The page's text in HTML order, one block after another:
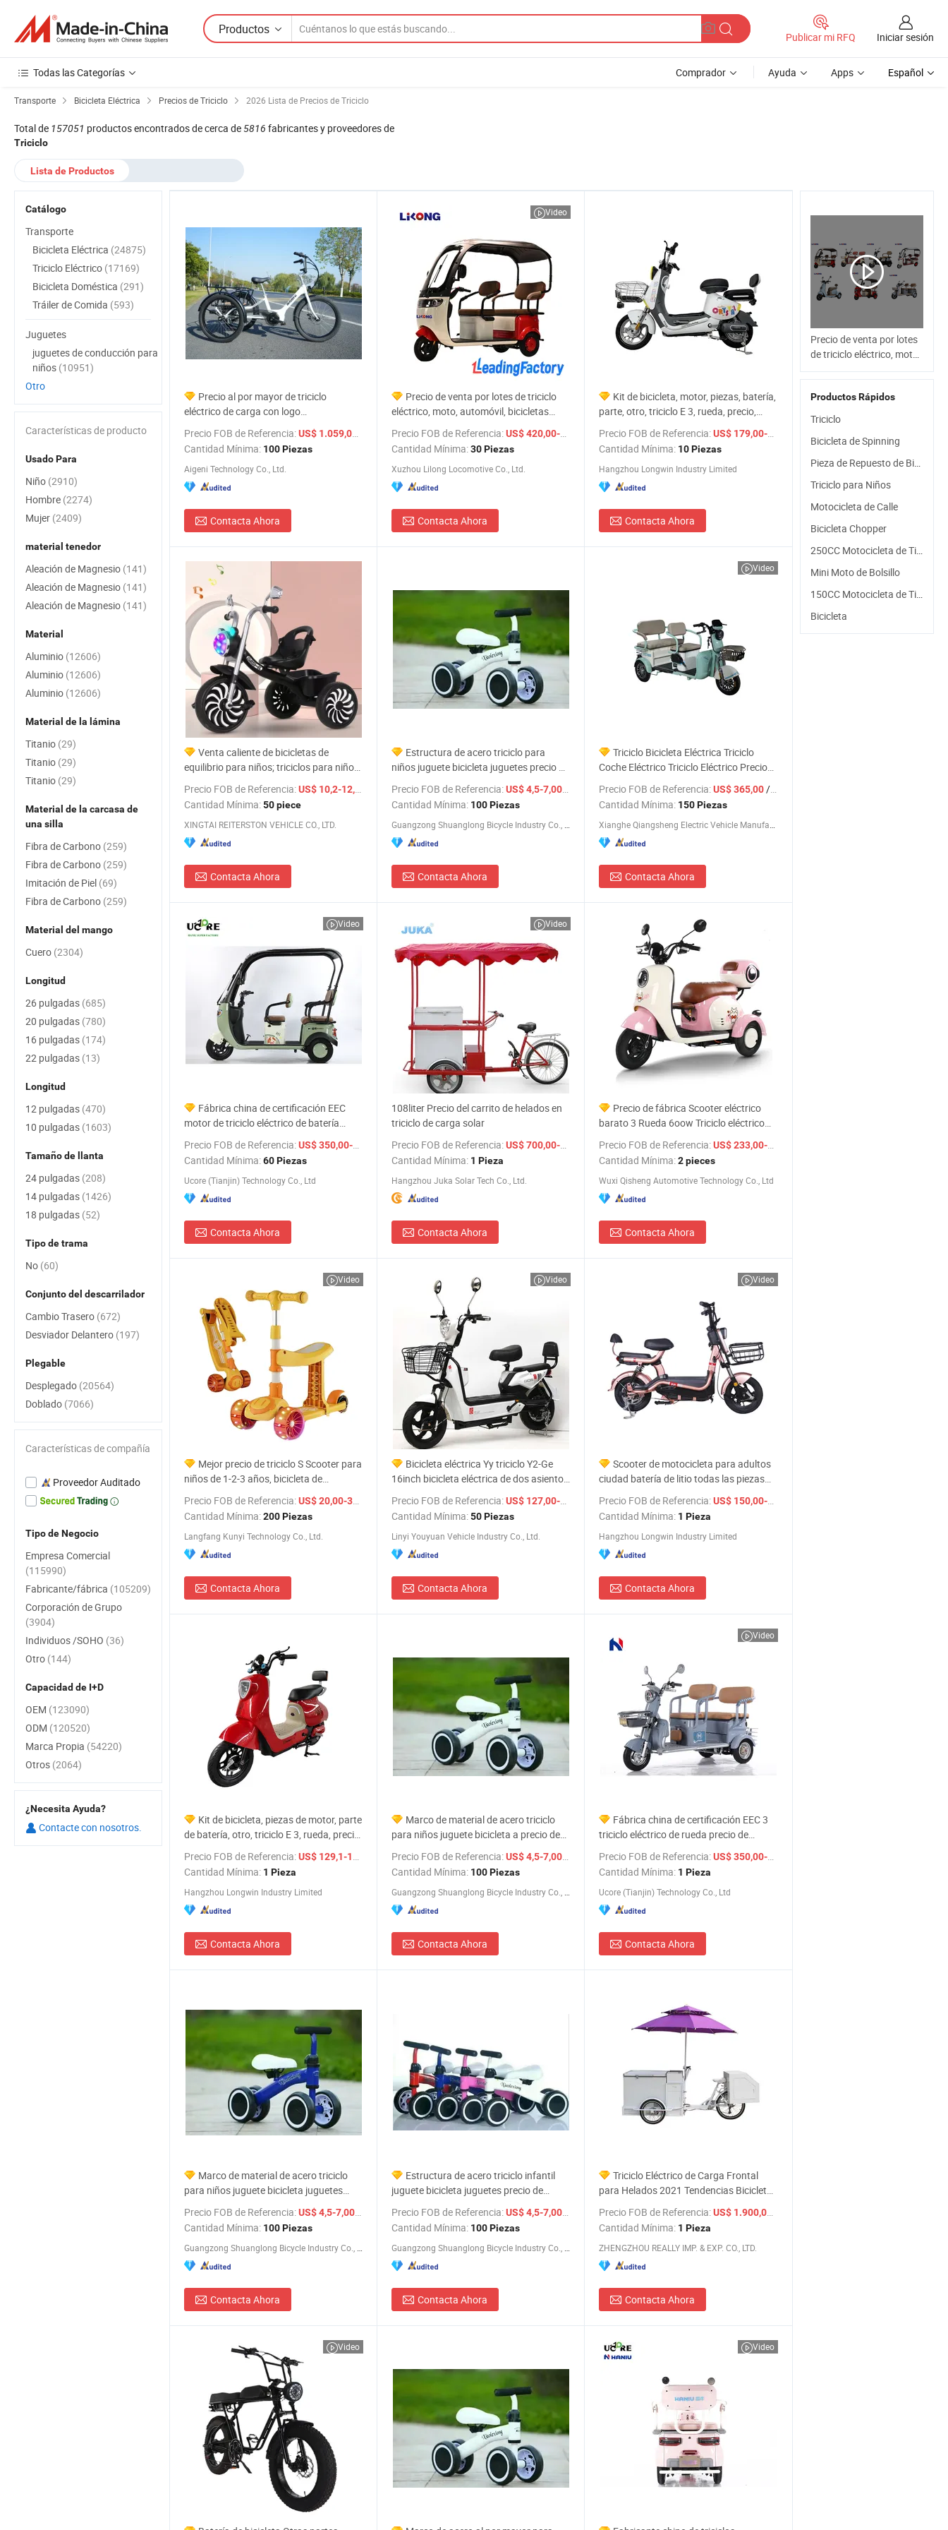
Productos
Publicar mi RFQ Iniciar sesión
Todas las Categorías Comprador Ayuda Apps Español
Transporte Bicicleta Eléctrica Precios de Triciclo 2026 Lista de Precios de Triciclo
Total de 157051 productos encontrados de cerca de 5816 fabricantes y proveedores de
Triciclo
Lista de Productos
Precio al por mayor de triciclo
eléctrico de carga con logo
personalizado 500W 750W Bicicleta
eléctrica de carga Ebike Agn7084
Precio FOB de Referencia:US$ 1.059,00 / Pieza
Cantidad Mínima: 100 Piezas
Aigeni Technology Co., Ltd.
Contacta Ahora
Video
Precio de venta por lotes de triciclo
eléctrico, moto, automóvil, bicicletas
eléctricas en venta
Precio FOB de Referencia:US$ 420,00-480,00
/ Pieza
Cantidad Mínima:30 Piezas
Xuzhou Lilong Locomotive Co., Ltd.
Contacta Ahora
Kit de bicicleta, motor, piezas, batería,
parte, otro, triciclo E 3, rueda, precio,
nuevo, litio, para conversión, China,
scooter eléctrico
Precio FOB de Referencia:US$ 179,00-211,00
Cantidad Mínima: 10 Piezas
Hangzhou Longwin Industry Limited
Contacta Ahora
Venta caliente de bicicletas de
equilibrio para niños; triciclos para niños;
bicicletas a precios de venta directa
Precio FOB de Referencia:US$ 10,2-12,2 / piece
Cantidad Mínima:50 piece
XINGTAI REITERSTON VEHICLE CO., LTD.
Contacta Ahora
Estructura de acero triciclo para
niños juguete bicicleta juguetes precio de
fábrica para 1-3 años bebés colorido
Precio FOB de Referencia:US$ 4,5-7,00/ Pieza
Cantidad Mínima: 100 Piezas
Contacta Ahora
Video
Triciclo Bicicleta Eléctrica Triciclo
Coche Eléctrico Triciclo Eléctrico Precio
Precio FOB de Referencia:US$ 365,00/ Pieza
Cantidad Mínima: 150 Piezas
Contacta Ahora
Video
Fábrica china de certificación EEC
motor de triciclo eléctrico de batería
bicicleta eléctrica triciclo para adultos
precio bicicleta ISO 9001:
2015/OEM/ODM
Precio FOB de Referencia:US$ 350,00-500,00
/ Pieza
Cantidad Mínima:60 Piezas
Ucore (Tianjin) Technology Co., Ltd
Contacta Ahora
Video
108liter Precio del carrito de helados en
triciclo de carga solar
Precio FOB de Referencia:US$ 700,00-713,00
/ Pieza
Cantidad Mínima: 1 Pieza
Hangzhou Juka Solar Tech Co., Ltd.
Contacta Ahora
Precio de fábrica Scooter eléctrico
barato 3 Rueda 6oow Triciclo eléctrico
vintage para adultos
Precio FOB de Referencia:US$ 233,00-255,00
Cantidad Mínima:2 pieces
Wuxi Qisheng Automotive Technology Co., Ltd
Contacta Ahora
Video
Mejor precio de triciclo S Scooter para
niños de 1-2-3 años, bicicleta de
equilibrio para bebés
Precio FOB de Referencia:US$ 20,00-30,00
/ Pieza
Cantidad Mínima:200 Piezas
Langfang Kunyi Technology Co., Ltd.
Contacta Ahora
Video
Bicicleta eléctrica Yy triciclo Y2-Ge
16inch bicicleta eléctrica de dos asientos
350W 500W motocicleta para adultos
precio de fábrica al por mayor
Precio FOB de Referencia:US$ 127,00-137,00
/ Pieza
Cantidad Mínima:50 Piezas
Linyi Youyuan Vehicle Industry Co., Ltd.
Contacta Ahora
Video
Scooter de motocicleta para adultos
ciudad batería de litio todas las piezas
triciclo precio en Bangladés bicicleta de
pie bicicleta eléctrica
Precio FOB de Referencia:US$ 150,00-166,6
Cantidad Mínima: 1 Pieza
Hangzhou Longwin Industry Limited
Contacta Ahora
Kit de bicicleta, piezas de motor, parte
de batería, otro, triciclo E 3, rueda, precio,
nuevo para conversión, China, cubierto,
bicicleta eléctrica
Precio FOB de Referencia:US$ 129,1-159,9
/ Pieza
Cantidad Mínima: 1 Pieza
Hangzhou Longwin Industry Limited
Contacta Ahora
Marco de material de acero triciclo
para niños juguete bicicleta a precio de
fábrica con diferentes colores
Precio FOB de Referencia:US$ 4,5-7,00/ Pieza
Cantidad Mínima: 100 Piezas
Contacta Ahora
Video
Fábrica china de certificación EEC 3
triciclo eléctrico de rueda precio de
bicicleta eléctrica ISO 9001:
2015/OEM/ODM
Precio FOB de Referencia:US$ 350,00-450,00
Cantidad Mínima: 1 Pieza
Ucore (Tianjin) Technology Co., Ltd
Contacta Ahora
Marco de material de acero triciclo
para niños juguete bicicleta juguetes
precio de fábrica
Precio FOB de Referencia:US$ 4,5-7,00/ Pieza
Cantidad Mínima: 100 Piezas
Contacta Ahora
Estructura de acero triciclo infantil
juguete bicicleta juguetes precio de
fábrica bicicletas coloridas
Precio FOB de Referencia:US$ 4,5-7,00/ Pieza
Cantidad Mínima: 100 Piezas
Contacta Ahora
Triciclo Eléctrico de Carga Frontal
para Helados 2021 Tendencias Bicicleta
de Carga con Congelador de Alta Calidad
en Venta Precio al por Mayor
Precio FOB de Referencia:US$ 1.900,00-2.100,00
Cantidad Mínima: 1 Pieza
ZHENGZHOU REALLY IMP. & EXP. CO., LTD.
Contacta Ahora
Video Video
Precio de venta por lotes
de triciclo eléctrico, moto,
automóvil, bicicletas
eléctricas en venta
Productos Rápidos
Triciclo
Bicicleta de Spinning
Pieza de Repuesto de Bicicleta
Triciclo para Niños
Motocicleta de Calle
Bicicleta Chopper
250CC Motocicleta de Tierra
Mini Moto de Bolsillo
150CC Motocicleta de Tierra
Bicicleta
Catálogo
Transporte
Bicicleta Eléctrica (24875)
Triciclo Eléctrico (17169)
Bicicleta Doméstica (291)
Tráiler de Comida (593)
Juguetes
juguetes de conducción para
niños (10951)
Otro
Características de producto
Usado Para
Niño (2910)
Hombre (2274)
Mujer (2409)
material tenedor
Aleación de Magnesio (141)
Aleación de Magnesio (141)
Aleación de Magnesio (141)
Material
Aluminio (12606)
Aluminio (12606)
Aluminio (12606)
Material de la lámina
Titanio (29)
Titanio (29)
Titanio (29)
Material de la carcasa de
una silla
Fibra de Carbono (259)
Fibra de Carbono (259)
Imitación de Piel (69)
Fibra de Carbono (259)
Material del mango
Cuero (2304)
Longitud
26 pulgadas (685)
20 pulgadas (780)
16 pulgadas (174)
22 pulgadas (13)
Longitud
12 pulgadas (470)
10 pulgadas (1603)
Tamaño de llanta
24 pulgadas (208)
14 pulgadas (1426)
18 pulgadas (52)
Tipo de trama
No (60)
Conjunto del descarrilador
Cambio Trasero (672)
Desviador Delantero (197)
Plegable
Desplegado (20564)
Doblado (7066)
Características de compañía
Proveedor Auditado
Tipo de Negocio
Empresa Comercial
(115990)
Fabricante/fábrica (105209)
Corporación de Grupo
(3904)
Individuos /SOHO (36)
Otro (144)
Capacidad de I+D
OEM (123090)
ODM (120520)
Marca Propia (54220)
Otros (2064)
¿Necesita Ayuda?
Contacte con nosotros.